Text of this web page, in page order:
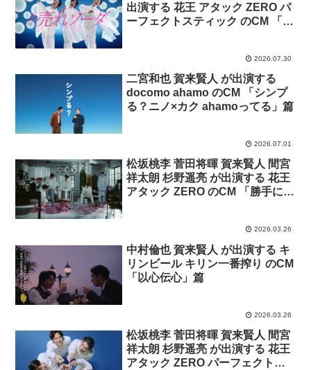
出演する 花王 アタック ZERO パ
ーフェクトスティック のCM 「落
2026.07.30
二宮和也 賀来賢人 が出演する
docomo ahamo のCM 「シンプ
る？ニノ×カク ahamoってる」篇
2026.07.01
松坂桃李 菅田将暉 賀来賢人 間宮
祥太朗 杉野遥亮 が出演する 花王
アタック ZERO のCM 「勝手にキ
2026.03.26
中村倫也 賀来賢人 が出演する キ
リンビール キリン一番搾り のCM
「以心伝心」篇
2026.03.26
松坂桃李 菅田将暉 賀来賢人 間宮
祥太朗 杉野遥亮 が出演する 花王
アタック ZERO パーフェクトス